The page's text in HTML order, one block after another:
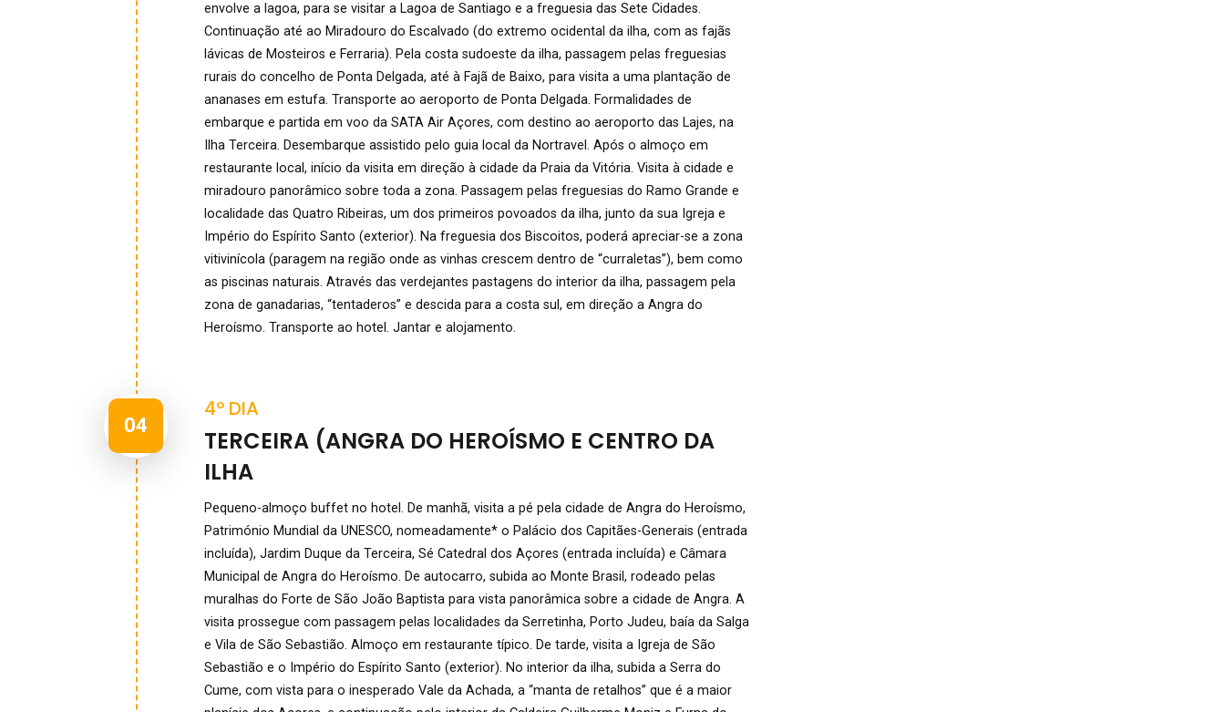
envolve a lagoa, para se visitar a Lagoa de Santiago e a freguesia das Sete Cidades.
Continuação até ao Miradouro do Escalvado (do extremo ocidental da ilha, com as fajãs
lávicas de Mosteiros e Ferraria). Pela costa sudoeste da ilha, passagem pelas freguesias
rurais do concelho de Ponta Delgada, até à Fajã de Baixo, para visita a uma plantação de
ananases em estufa. Transporte ao aeroporto de Ponta Delgada. Formalidades de
embarque e partida em voo da SATA Air Açores, com destino ao aeroporto das Lajes, na
Ilha Terceira. Desembarque assistido pelo guia local da Nortravel. Após o almoço em
restaurante local, início da visita em direção à cidade da Praia da Vitória. Visita à cidade e
miradouro panorâmico sobre toda a zona. Passagem pelas freguesias do Ramo Grande e
localidade das Quatro Ribeiras, um dos primeiros povoados da ilha, junto da sua Igreja e
Império do Espírito Santo (exterior). Na freguesia dos Biscoitos, poderá apreciar-se a zona
vitivinícola (paragem na região onde as vinhas crescem dentro de “curraletas”), bem como
as piscinas naturais. Através das verdejantes pastagens do interior da ilha, passagem pela
zona de ganadarias, “tentaderos” e descida para a costa sul, em direção a Angra do
Heroísmo. Transporte ao hotel. Jantar e alojamento.
04
4º DIA
TERCEIRA (ANGRA DO HEROÍSMO E CENTRO DA
ILHA
Pequeno-almoço buffet no hotel. De manhã, visita a pé pela cidade de Angra do Heroísmo,
Património Mundial da UNESCO, nomeadamente* o Palácio dos Capitães-Generais (entrada
incluída), Jardim Duque da Terceira, Sé Catedral dos Açores (entrada incluída) e Câmara
Municipal de Angra do Heroísmo. De autocarro, subida ao Monte Brasil, rodeado pelas
muralhas do Forte de São João Baptista para vista panorâmica sobre a cidade de Angra. A
visita prossegue com passagem pelas localidades da Serretinha, Porto Judeu, baía da Salga
e Vila de São Sebastião. Almoço em restaurante típico. De tarde, visita a Igreja de São
Sebastião e o Império do Espírito Santo (exterior). No interior da ilha, subida a Serra do
Cume, com vista para o inesperado Vale da Achada, a “manta de retalhos” que é a maior